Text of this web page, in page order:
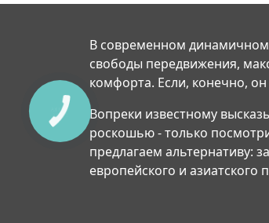
В современном
свободы передвижения,
комфорта. Если, конечно,
Вопреки известному
роскошью - только
предлагаем альтернативу:
европейского и азиатского